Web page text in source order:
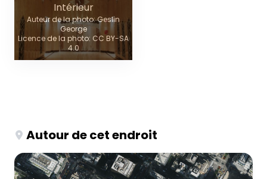
Intérieur
Auteur de la photo: Geslin
George
Licence de la photo: CC BY-SA
4.0
Autour de cet endroit